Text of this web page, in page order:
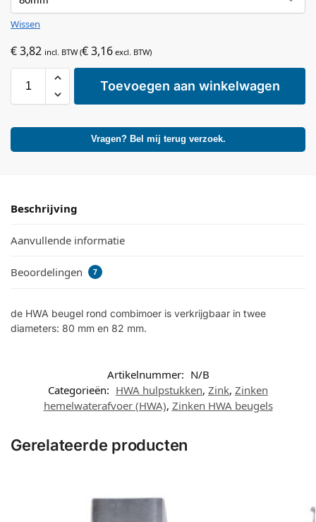
Wissen
€3,82 incl. BTW (€3,16 excl. BTW)
Toevoegen aan winkelwagen
Vragen? Bel mij terug verzoek.
Beschrijving
Aanvullende informatie
Beoordelingen 7
de HWA beugel rond combimoer is verkrijgbaar in twee
diameters: 80 mm en 82 mm.
Artikelnummer: N/B
Categorieën: HWA hulpstukken, Zink, Zinken
hemelwaterafvoer (HWA), Zinken HWA beugels
Gerelateerde producten